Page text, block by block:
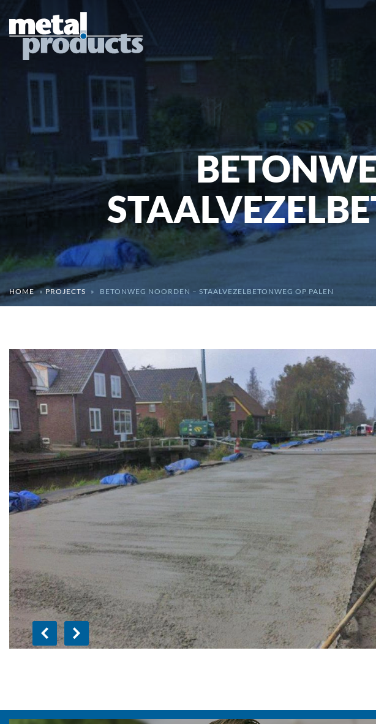
HOME » PROJECTS » BETONWEG NOORDEN – STAALVEZELBETONWEG OP PALEN